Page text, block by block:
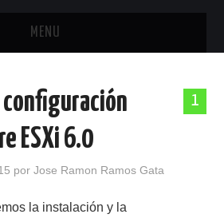
MENU
1
ESXi 6.0
porJose Ramon Ramos Gata
la instalación y la